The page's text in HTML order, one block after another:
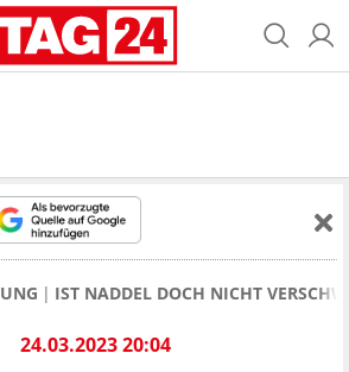
IST NADDEL DOCH NICHT
24.03.2023 20:04